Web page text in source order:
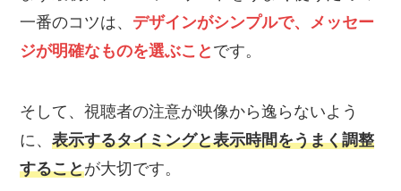
一番のコツは、 デザインがシンプルで、メッセー
ジが明確なものを選ぶこと です。
そして、視聴者の注意が映像から逸らないよう
に、表示するタイミングと表示時間をうまく調整
することが大切です。